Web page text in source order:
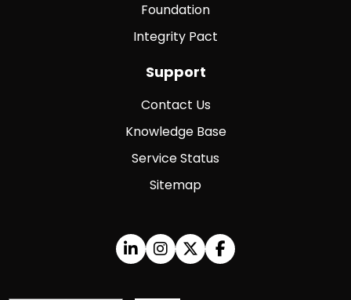
Foundation
Integrity Pact
Support
Contact Us
Knowledge Base
Service Status
Sitemap